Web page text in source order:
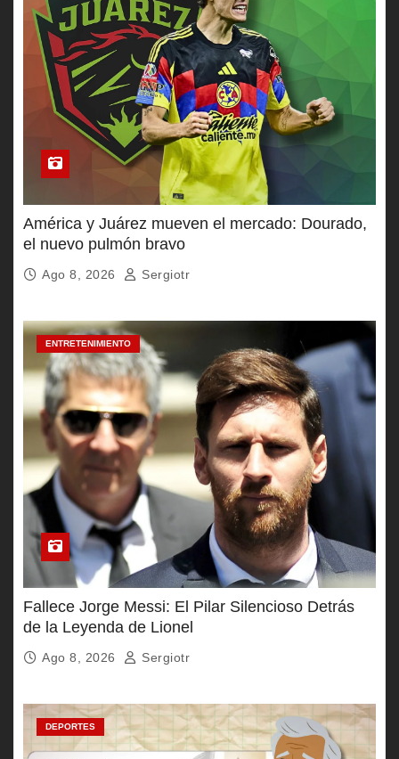
América y Juárez mueven el mercado: Dourado,
el nuevo pulmón bravo
Ago 8, 2026 Sergiotr
ENTRETENIMIENTO
Fallece Jorge Messi: El Pilar Silencioso Detrás
de la Leyenda de Lionel
Ago 8, 2026 Sergiotr
DEPORTES